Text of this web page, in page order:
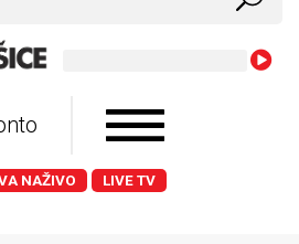
Matej
NAŽIVO LIVE TV